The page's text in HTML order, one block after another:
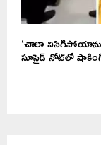
‘చాలా విసిగిపోయాను..
సూసైడ్‌ నోట్‌లో